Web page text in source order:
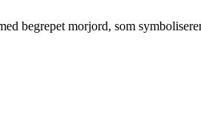
begrepet morjord, som